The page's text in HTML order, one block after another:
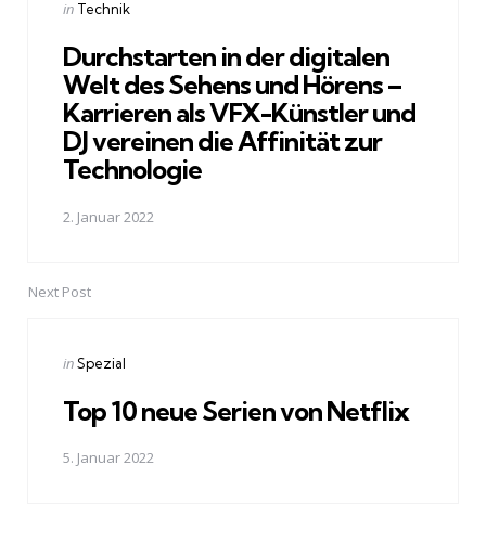
Posted
in Technik
Durchstarten in der digitalen
Welt des Sehens und Hörens –
Karrieren als VFX-Künstler und
DJ vereinen die Affinität zur
Technologie
2. Januar 2022
Next Post
Posted
inSpezial
Top 10 neue Serien von Netflix
5. Januar 2022